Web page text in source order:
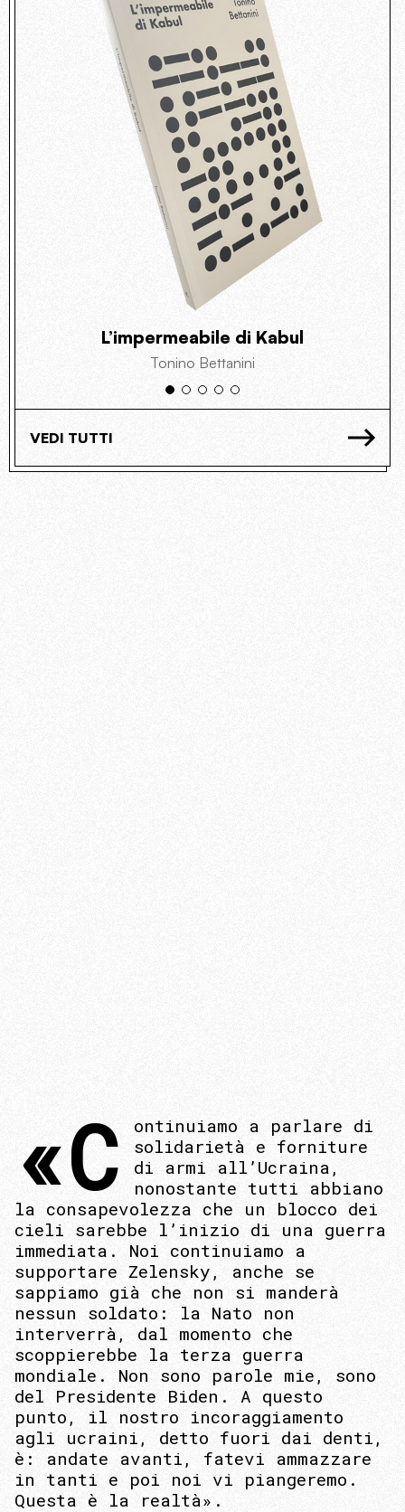
L’impermeabile di Kabul
Tonino Bettanini
VEDI TUTTI
«C
ontinuiamo a parlare di
solidarietà e forniture
di armi all’Ucraina,
nonostante tutti abbiano
la consapevolezza che un blocco dei
cieli sarebbe l’inizio di una guerra
immediata. Noi continuiamo a
supportare Zelensky, anche se
sappiamo già che non si manderà
nessun soldato: la Nato non
interverrà, dal momento che
scoppierebbe la terza guerra
mondiale. Non sono parole mie, sono
del Presidente Biden. A questo
punto, il nostro incoraggiamento
agli ucraini, detto fuori dai denti,
è: andate avanti, fatevi ammazzare
in tanti e poi noi vi piangeremo.
Questa è la realtà».